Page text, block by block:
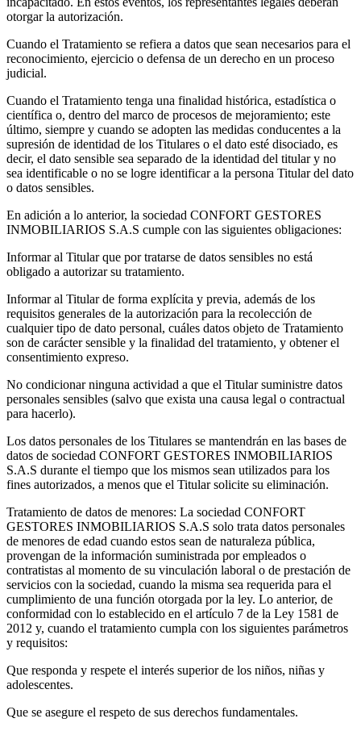
otorgar la autorización.
Cuando el Tratamiento se refiera a datos que sean necesarios para el
reconocimiento, ejercicio o defensa de un derecho en un proceso
judicial.
Cuando el Tratamiento tenga una finalidad histórica, estadística o
científica o, dentro del marco de procesos de mejoramiento; este
último, siempre y cuando se adopten las medidas conducentes a la
supresión de identidad de los Titulares o el dato esté disociado, es
decir, el dato sensible sea separado de la identidad del titular y no
sea identificable o no se logre identificar a la persona Titular del dato
o datos sensibles.
En adición a lo anterior, la sociedad CONFORT GESTORES
INMOBILIARIOS S.A.S cumple con las siguientes obligaciones:
Informar al Titular que por tratarse de datos sensibles no está
obligado a autorizar su tratamiento.
Informar al Titular de forma explícita y previa, además de los
requisitos generales de la autorización para la recolección de
cualquier tipo de dato personal, cuáles datos objeto de Tratamiento
son de carácter sensible y la finalidad del tratamiento, y obtener el
consentimiento expreso.
No condicionar ninguna actividad a que el Titular suministre datos
personales sensibles (salvo que exista una causa legal o contractual
para hacerlo).
Los datos personales de los Titulares se mantendrán en las bases de
datos de sociedad CONFORT GESTORES INMOBILIARIOS
S.A.S durante el tiempo que los mismos sean utilizados para los
fines autorizados, a menos que el Titular solicite su eliminación.
Tratamiento de datos de menores: La sociedad CONFORT
GESTORES INMOBILIARIOS S.A.S solo trata datos personales
de menores de edad cuando estos sean de naturaleza pública,
provengan de la información suministrada por empleados o
contratistas al momento de su vinculación laboral o de prestación de
servicios con la sociedad, cuando la misma sea requerida para el
cumplimiento de una función otorgada por la ley. Lo anterior, de
conformidad con lo establecido en el artículo 7 de la Ley 1581 de
2012 y, cuando el tratamiento cumpla con los siguientes parámetros
y requisitos:
Que responda y respete el interés superior de los niños, niñas y
adolescentes.
Que se asegure el respeto de sus derechos fundamentales.